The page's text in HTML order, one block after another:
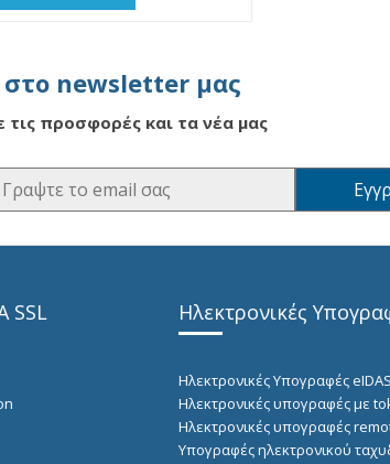
στο newsletter μας
τις προσφορές και τα νέα μας
SSL Ηλεκτρονικές
Ηλεκτρονικές Υπογραφές eIDAS
Ηλεκτρονικές υπογραφές με
Hλεκτρονικές υπογραφές
Υπογραφές ηλεκτρονικού